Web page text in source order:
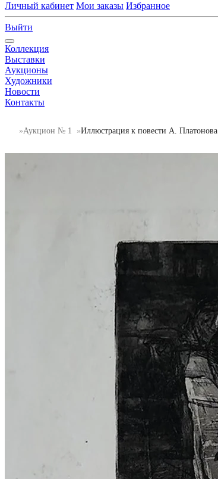
Личный кабинет Мои заказы Избранное
Выйти
Коллекция
Выставки
Аукционы
Художники
Новости
Контакты
Аукцион № 1 Иллюстрация к повести А. Платонова